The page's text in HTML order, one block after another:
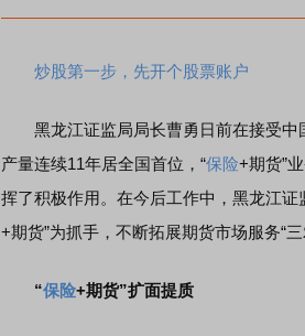
炒股第一步，先开个股票账户
黑龙江证监局局长曹勇日前在接受中
产量连续11年居全国首位，“保险+期货”
挥了积极作用。在今后工作中，黑龙江
+期货”为抓手，不断拓展期货市场服务“
“保险+期货”扩面提质